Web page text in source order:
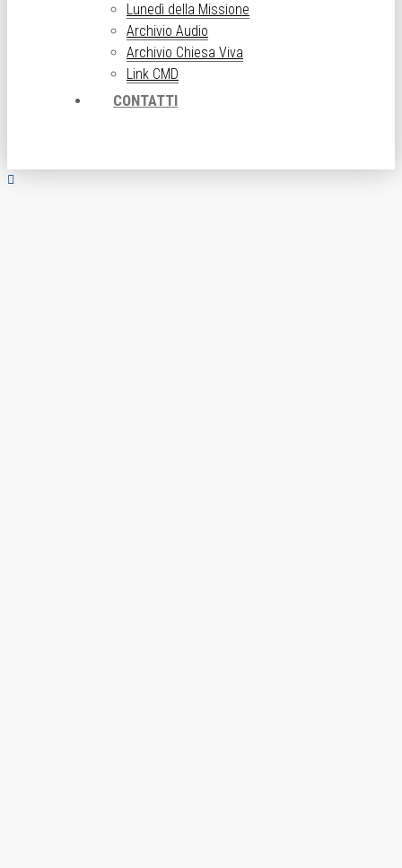
Lunedì della Missione
Archivio Audio
Archivio Chiesa Viva
Link CMD
CONTATTI